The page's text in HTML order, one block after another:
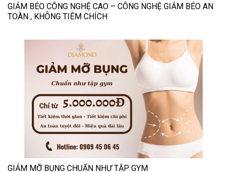
GIẢM BÉO CÔNG NGHỆ CAO – CÔNG NGHỆ GIẢM BÉO AN
TOÀN , KHÔNG TIÊM CHÍCH
GIẢM MỠ BỤNG CHUẨN NHƯ TẬP GYM